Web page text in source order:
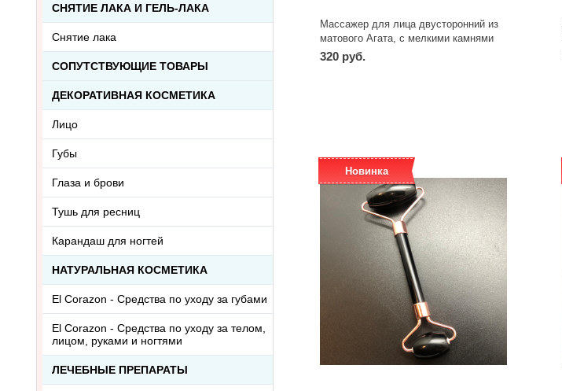
Массажер для лица двусторонний из
матового Агата, с мелкими камнями
кварца в ручке МРМАКР
320 руб.
Новинка
СНЯТИЕ ЛАКА И ГЕЛЬ-ЛАКА
Снятие лака
СОПУТСТВУЮЩИЕ ТОВАРЫ
ДЕКОРАТИВНАЯ КОСМЕТИКА
Лицо
Губы
Глаза и брови
Тушь для ресниц
Карандаш для ногтей
НАТУРАЛЬНАЯ КОСМЕТИКА
El Corazon - Средства по уходу за губами
El Corazon - Средства по уходу за телом,
лицом, руками и ногтями
ЛЕЧЕБНЫЕ ПРЕПАРАТЫ